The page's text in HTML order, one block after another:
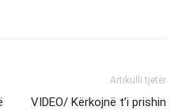
Artikulli tjetër
VIDEO/ Kërkojnë t’i prishin